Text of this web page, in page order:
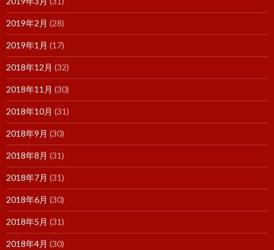
2019年2月 (28)
2019年1月 (17)
2018年12月 (32)
2018年11月 (30)
2018年10月 (31)
2018年9月 (30)
2018年8月 (31)
2018年7月 (31)
2018年6月 (30)
2018年5月 (31)
2018年4月 (30)